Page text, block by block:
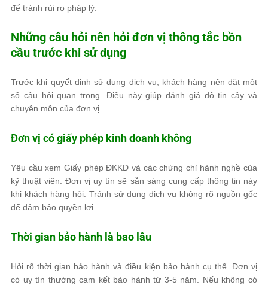
để tránh rủi ro pháp lý.
Những câu hỏi nên hỏi đơn vị thông tắc bồn
cầu trước khi sử dụng
Trước khi quyết định sử dụng dịch vụ, khách hàng nên đặt một
số câu hỏi quan trọng. Điều này giúp đánh giá độ tin cậy và
chuyên môn của đơn vị.
Đơn vị có giấy phép kinh doanh không
Yêu cầu xem Giấy phép ĐKKD và các chứng chỉ hành nghề của
kỹ thuật viên. Đơn vị uy tín sẽ sẵn sàng cung cấp thông tin này
khi khách hàng hỏi. Tránh sử dụng dịch vụ không rõ nguồn gốc
để đảm bảo quyền lợi.
Thời gian bảo hành là bao lâu
Hỏi rõ thời gian bảo hành và điều kiện bảo hành cụ thể. Đơn vị
có uy tín thường cam kết bảo hành từ 3-5 năm. Nếu không có